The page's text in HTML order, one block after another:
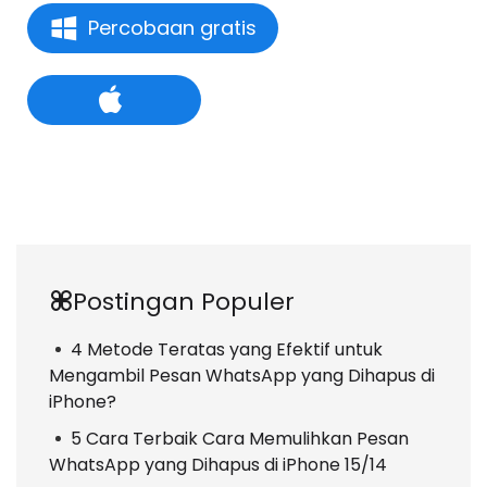
Percobaan gratis
Postingan Populer
4 Metode Teratas yang Efektif untuk
Mengambil Pesan WhatsApp yang Dihapus di
iPhone?
5 Cara Terbaik Cara Memulihkan Pesan
WhatsApp yang Dihapus di iPhone 15/14